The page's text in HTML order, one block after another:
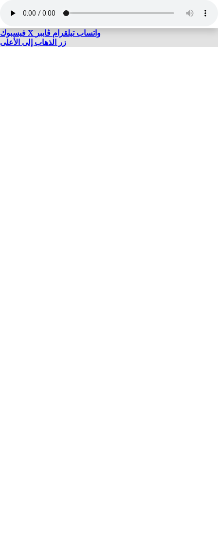
فيسبوك X واتساب تيلقرام ڤايبر
زر الذهاب إلى الأعلى